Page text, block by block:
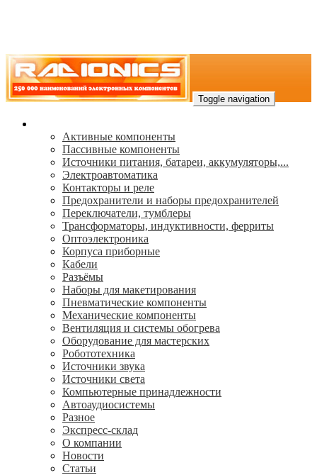
Toggle navigation
Активные компоненты
Пассивные компоненты
Источники питания, батареи, аккумуляторы,...
Электроавтоматика
Контакторы и реле
Предохранители и наборы предохранителей
Переключатели, тумблеры
Трансформаторы, индуктивности, ферриты
Oптоэлектроника
Корпуса приборные
Кабели
Разъёмы
Наборы для макетирования
Пневматические компоненты
Механические компоненты
Вентиляция и системы обогрева
Оборудование для мастерских
Робототехника
Источники звука
Источники света
Компьютерные принадлежности
Автоаудиосистемы
Разное
Экспресс-склад
О компании
Новости
Статьи